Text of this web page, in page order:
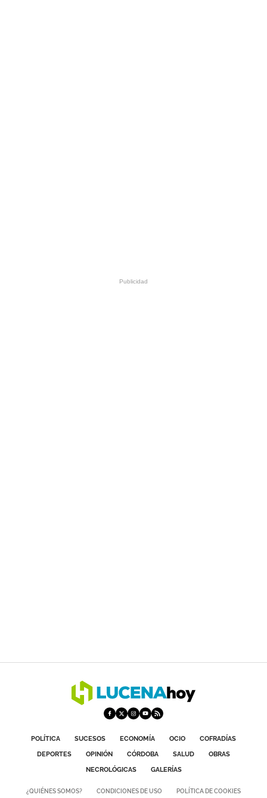
POLÍTICA SUCESOS ECONOMÍA OCIO
COFRADÍAS
DEPORTES
OPINIÓN CÓRDOBA SALUD
OBRAS
NECROLÓGICAS
GALERÍAS
¿QUIÉNES SOMOS? CONDICIONES DE USO POLÍTICA DE COOKIES